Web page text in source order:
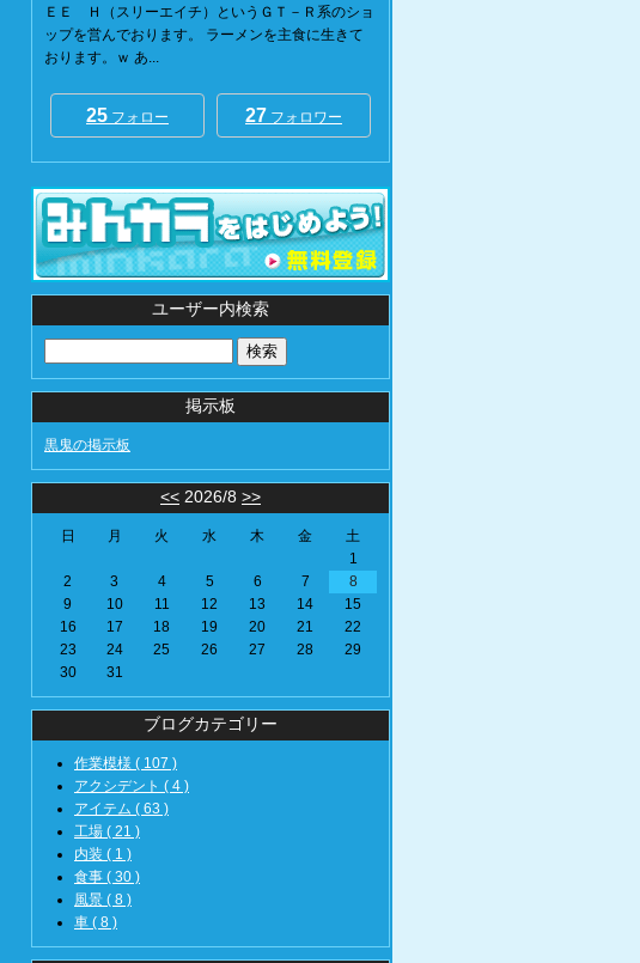
ＥＥ Ｈ（スリーエイチ）というＧＴ－Ｒ系のショ
ップを営んでおります。 ラーメンを主食に生きて
おります。ｗ あ...
25 フォロー 27 フォロワー
ユーザー内検索
掲示板
黒鬼の掲示板
<< 2026/8 >>
日 月 火 水 木 金
土
1
2
3 4 5 6 7
8
9
10 11 12 13 14
15
16
17 18 19 20 21
22
23
24 25 26 27 28
29
30
31
ブログカテゴリー
作業模様 ( 107 )
アクシデント ( 4 )
アイテム ( 63 )
工場 ( 21 )
内装 ( 1 )
食事 ( 30 )
風景 ( 8 )
車 ( 8 )